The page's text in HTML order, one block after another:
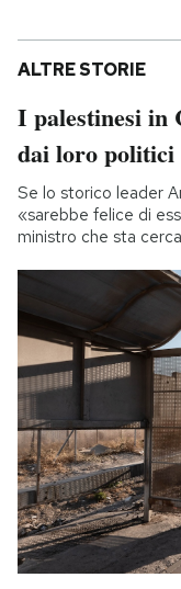
ALTRE STORIE
I palestinesi in
dai loro politici
Se lo storico leader
«sarebbe felice di
ministro che sta